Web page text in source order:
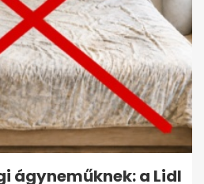
ágyneműknek: a Lidl